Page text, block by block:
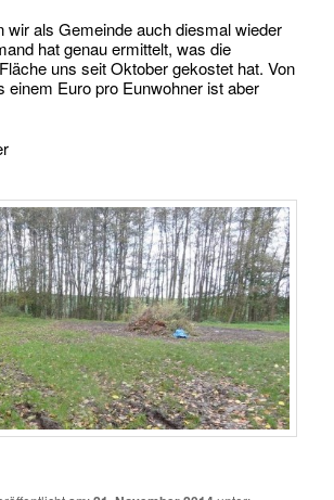
wir als Gemeinde auch diesmal wieder
hat genau ermittelt, was die
uns seit Oktober gekostet hat. Von
einem Euro pro Eunwohner ist aber